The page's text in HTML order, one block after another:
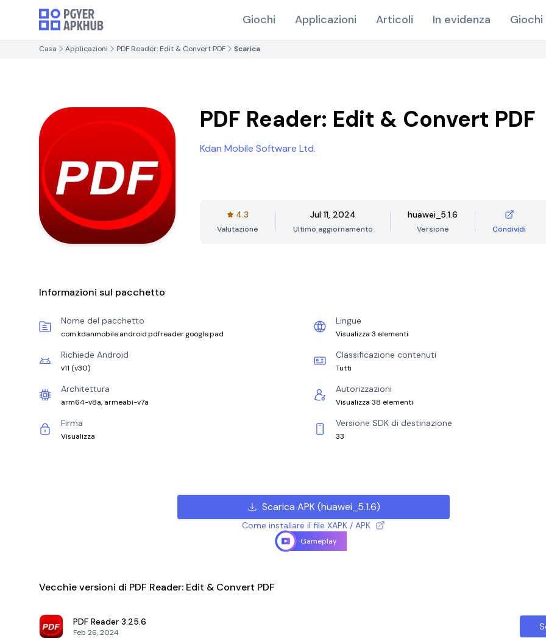
Giochi Applicazioni Articoli In evidenza Giochi
Casa Applicazioni PDF Reader: Edit & Convert PDF Scarica
PDF Reader: Edit & Convert PDF
Kdan Mobile Software Ltd.
4.3
Valutazione
Jul 11, 2024
Ultimo aggiornamento
huawei_5.1.6
Versione Condividi
Informazioni sul pacchetto
Nome del pacchetto
com.kdanmobile.android.pdfreader.google.pad
Lingue
Visualizza 3 elementi
Richiede Android
v11 (v30)
Classificazione contenuti
Tutti
Architettura
arm64-v8a, armeabi-v7a
Autorizzazioni
Visualizza 38 elementi
Firma
Visualizza
Versione SDK di destinazione
33
Scarica APK(huawei_5.1.6)
Come installare il file XAPK / APK
Gameplay
Vecchie versioni di PDF Reader: Edit & Convert PDF
PDF Reader 3.25.6
Feb 26, 2024